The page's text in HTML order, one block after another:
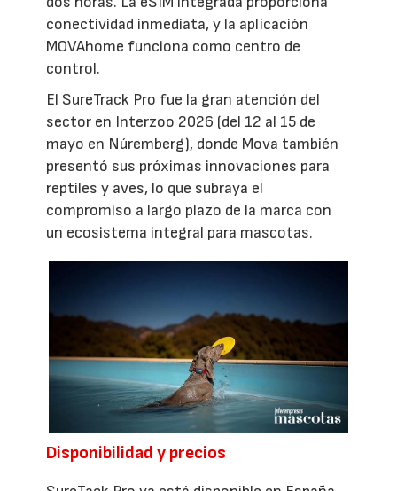
conectividad inmediata, y la aplicación
MOVAhome funciona como centro de
control.
El SureTrack Pro fue la gran atención del
sector en Interzoo 2026 (del 12 al 15 de
mayo en Núremberg), donde Mova también
presentó sus próximas innovaciones para
reptiles y aves, lo que subraya el
compromiso a largo plazo de la marca con
un ecosistema integral para mascotas.
Disponibilidad y precios